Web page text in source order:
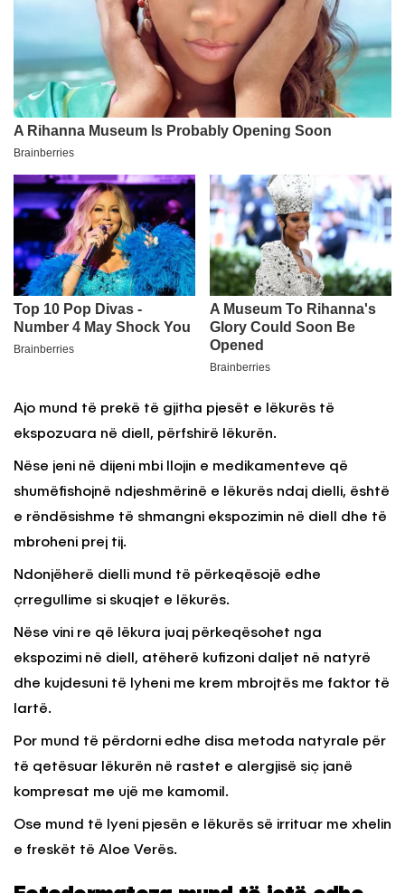
Ajo mund të prekë të gjitha pjesët e lëkurës të
ekspozuara në diell, përfshirë lëkurën.
Nëse jeni në dijeni mbi llojin e medikamenteve që
shumëfishojnë ndjeshmërinë e lëkurës ndaj dielli, është
e rëndësishme të shmangni ekspozimin në diell dhe të
mbroheni prej tij.
Ndonjëherë dielli mund të përkeqësojë edhe
çrregullime si skuqjet e lëkurës.
Nëse vini re që lëkura juaj përkeqësohet nga
ekspozimi në diell, atëherë kufizoni daljet në natyrë
dhe kujdesuni të lyheni me krem mbrojtës me faktor të
lartë.
Por mund të përdorni edhe disa metoda natyrale për
të qetësuar lëkurën në rastet e alergjisë siç janë
kompresat me ujë me kamomil.
Ose mund të lyeni pjesën e lëkurës së irrituar me xhelin
e freskët të Aloe Verës.